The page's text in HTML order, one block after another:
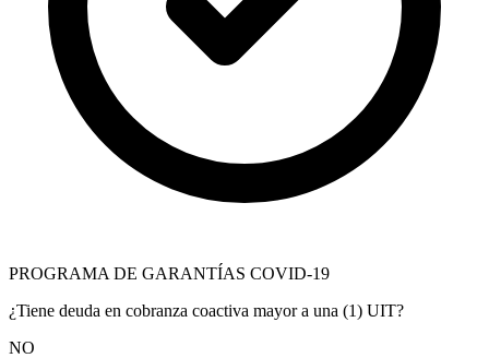
PROGRAMA DE GARANTÍAS COVID-19
¿Tiene deuda en cobranza coactiva mayor a una (1) UIT?
NO